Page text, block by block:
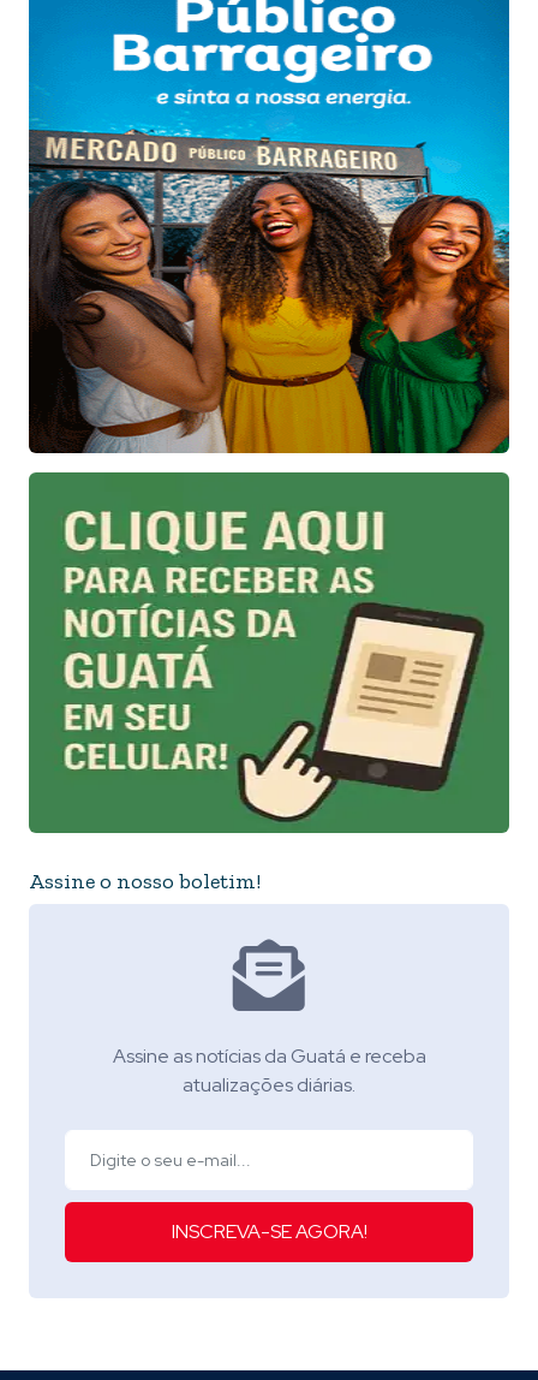
Assine o nosso boletim!
Assine as notícias da Guatá e receba
atualizações diárias.
INSCREVA-SE AGORA!